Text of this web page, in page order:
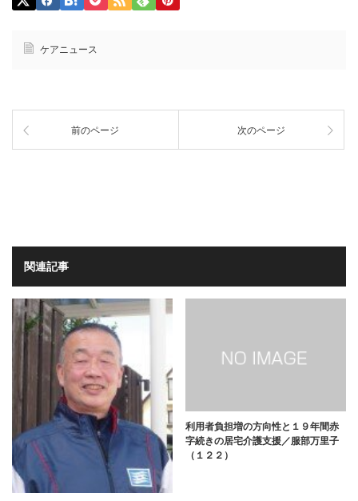
ケアニュース
前のページ 次のページ
関連記事
利用者負担増の方向性と１９年間赤
字続きの居宅介護支援／服部万里子
（１２２）